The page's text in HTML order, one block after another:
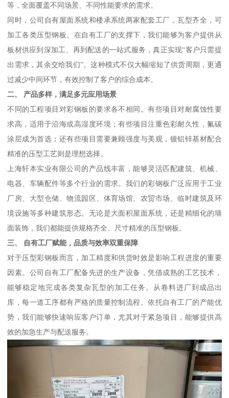
等，全面覆盖不同场景、不同性能要求的需求。
同时，公司自有屋面系统和楼承系统两家配套工厂，瓦型齐全，可
加工各类压型钢板。在自有工厂的支撑下，我们能够为客户提供从
板材供应到深加工、再到配送的一站式服务，真正实现“客户只需提
出需求，其余交给我们”。这种模式不仅大幅缩短了供货周期，更通
过减少中间环节，有效控制了客户的综合成本。
二、 产品多样，满足多元应用场景
不同的工程项目对彩钢板的要求各不相同。有些项目对耐腐蚀性要
求高，适用于沿海或高湿度环境；有些项目注重色彩耐久性，氟碳
涂层成为首选；还有些项目需要兼顾强度与美观，镀铝锌基材配合
精准的压型工艺则是理想选择。
上海轩本实业有限公司的产品线丰富，能够灵活匹配建筑、机械、
电器、车辆配件等多个行业的需求。我们的彩钢板广泛应用于工业
厂房、大型仓储、物流园区、体育场馆、农贸市场、临时建筑及环
境设施等多种建筑形态。无论是大面积屋面系统，还是精细化的墙
面装饰，我们都能提供规格齐全、尺寸精准的压型钢板。
三、 自有工厂赋能，品质与效率双重保障
对于压型彩钢板而言，加工精度和供货时效是影响工程进度的重要
因素。公司自有工厂配备先进的生产设备，凭借成熟的工艺技术，
能够稳定地完成各类复杂瓦型的加工任务。从卷料进厂到成品出
库，每一道工序都有严格的质量控制流程。依托自有工厂的产能优
势，我们能够快速响应客户订单，尤其对于紧急项目，能够提供高
效的加急生产与配送服务。